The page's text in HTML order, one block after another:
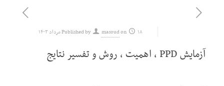
Published by masoudon ۱۸ مرداد ۱۴۰۳
آزمایش PPD ، اهمیت ، روش و تفسیر نتایج